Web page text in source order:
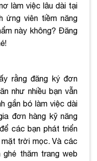
làm việc lâu dài tại
ứng viên tiềm năng
này không? Đăng
rằng đăng ký đơn
như nhiều bạn vẫn
gắn bó làm việc dài
đơn hàng kỹ năng
các bạn phát triển
trời mọc. Và các
ghé thăm trang web